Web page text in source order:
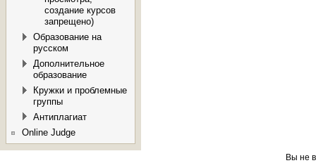
создание курсов
запрещено)
Образование на
русском
Дополнительное
образование
Кружки и проблемные
группы
Антиплагиат
Online Judge
Вы не